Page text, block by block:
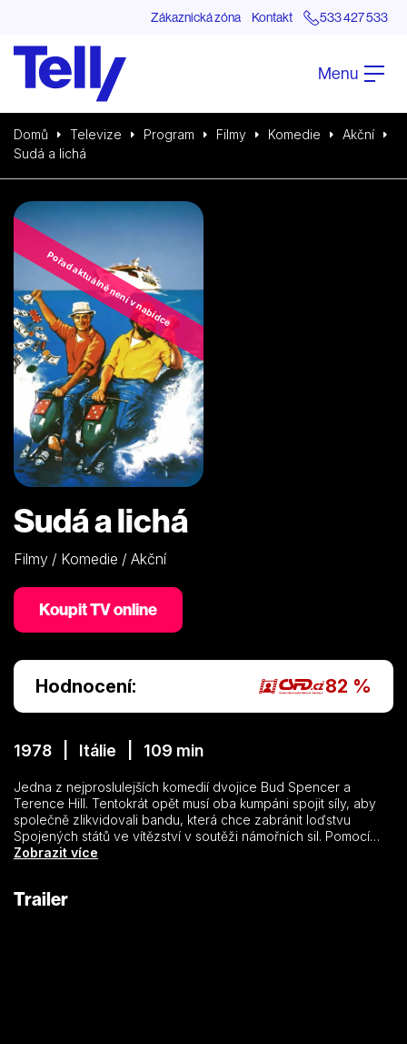
Zákaznická zóna Kontakt 533 427 533
Menu
Domů Televize Program Filmy Komedie
Akční
Sudá a lichá
Pořad aktuálně není v nabídce
Sudá a lichá
Filmy / Komedie / Akční
Koupit TV online
Hodnocení: 82 %
1978 | Itálie | 109 min
Jedna z nejproslulejších komedií dvojice Bud Spencer a
Terence Hill. Tentokrát opět musí oba kumpáni spojit síly, aby
společně zlikvidovali bandu, která chce zabránit loďstvu
Spojených států ve vítězství v soutěži námořních sil. Pomocí
různých sázek, her a soutěží se oba dostanou až do
hráčských fint.
Zobrazit více
Trailer